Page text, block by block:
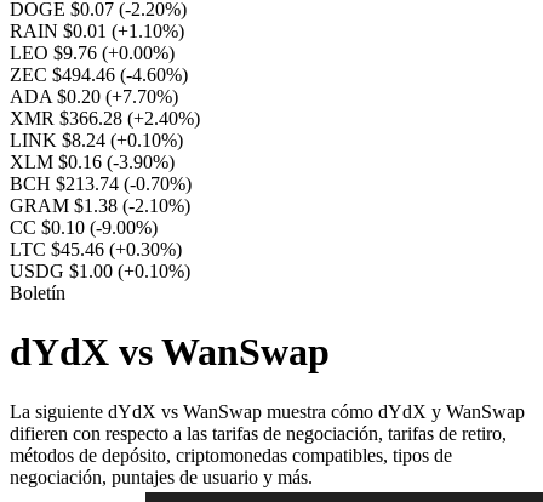
DOGE $0.07 (-2.20%)
RAIN $0.01 (+1.10%)
LEO $9.76 (+0.00%)
ZEC $494.46 (-4.60%)
ADA $0.20 (+7.70%)
XMR $366.28 (+2.40%)
LINK $8.24 (+0.10%)
XLM $0.16 (-3.90%)
BCH $213.74 (-0.70%)
GRAM $1.38 (-2.10%)
CC $0.10 (-9.00%)
LTC $45.46 (+0.30%)
USDG $1.00 (+0.10%)
Boletín
dYdX vs WanSwap
La siguiente dYdX vs WanSwap muestra cómo dYdX y WanSwap
difieren con respecto a las tarifas de negociación, tarifas de retiro,
métodos de depósito, criptomonedas compatibles, tipos de
negociación, puntajes de usuario y más.